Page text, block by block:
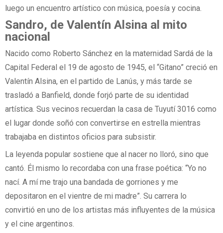
luego un encuentro artístico con música, poesía y cocina.
Sandro, de Valentín Alsina al mito
nacional
Nacido como Roberto Sánchez en la maternidad Sardá de la
Capital Federal el 19 de agosto de 1945, el “Gitano” creció en
Valentín Alsina, en el partido de Lanús, y más tarde se
trasladó a Banfield, donde forjó parte de su identidad
artística. Sus vecinos recuerdan la casa de Tuyutí 3016 como
el lugar donde soñó con convertirse en estrella mientras
trabajaba en distintos oficios para subsistir.
La leyenda popular sostiene que al nacer no lloró, sino que
cantó. Él mismo lo recordaba con una frase poética: “Yo no
nací. A mí me trajo una bandada de gorriones y me
depositaron en el vientre de mi madre”. Su carrera lo
convirtió en uno de los artistas más influyentes de la música
y el cine argentinos.